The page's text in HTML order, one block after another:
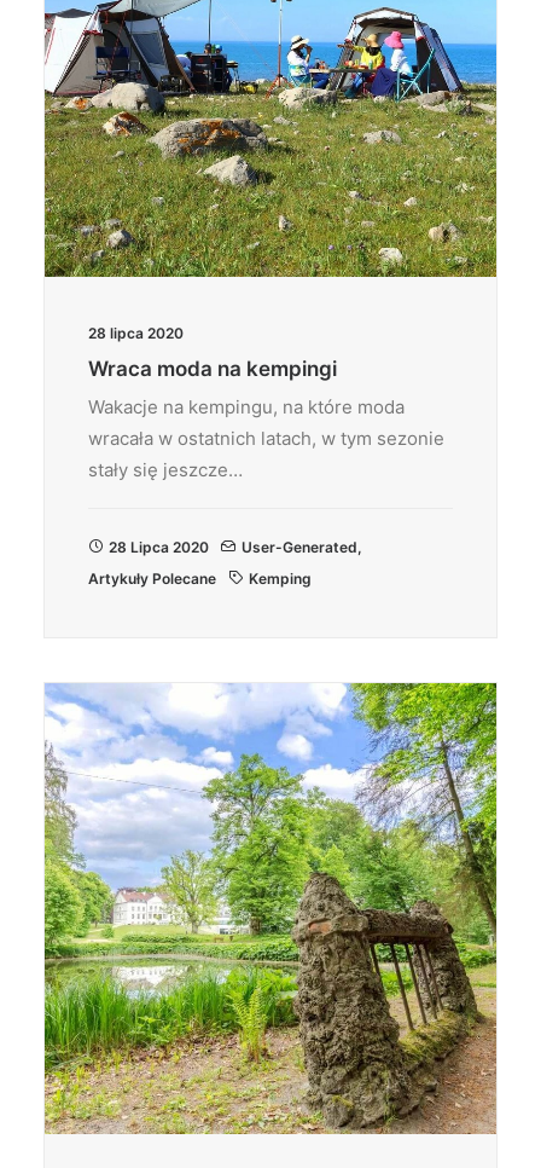
28 lipca 2020
Wraca moda na kempingi
Wakacje na kempingu, na które moda
wracała w ostatnich latach, w tym sezonie
stały się jeszcze…
28 Lipca 2020 User-Generated,
Artykuły Polecane
Kemping